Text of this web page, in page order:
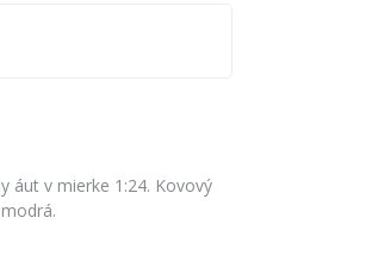
áut v mierke 1:24. Kovový